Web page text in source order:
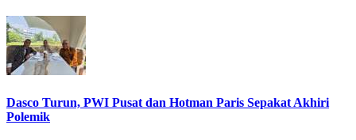
Dasco Turun, PWI Pusat dan Hotman Paris Sepakat Akhiri
Polemik